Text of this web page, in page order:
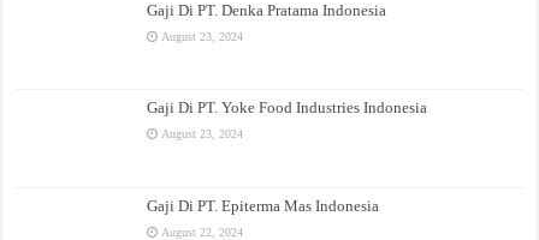
Gaji Di PT. Denka Pratama Indonesia
August 23, 2024
Gaji Di PT. Yoke Food Industries Indonesia
August 23, 2024
Gaji Di PT. Epiterma Mas Indonesia
August 22, 2024